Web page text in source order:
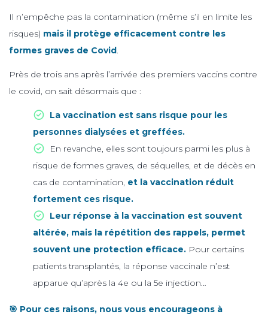
Il n’empêche pas la contamination (même s’il en limite les
risques) mais il protège efficacement contre les
formes graves de Covid.
Près de trois ans après l’arrivée des premiers vaccins contre
le covid, on sait désormais que :
La vaccination est sans risque pour les
personnes dialysées et greffées.
En revanche, elles sont toujours parmi les plus à
risque de formes graves, de séquelles, et de décès en
cas de contamination, et la vaccination réduit
fortement ces risque.
Leur réponse à la vaccination est souvent
altérée, mais la répétition des rappels, permet
souvent une protection efficace. Pour certains
patients transplantés, la réponse vaccinale n’est
apparue qu’après la 4e ou la 5e injection…
🎯 Pour ces raisons, nous vous encourageons à